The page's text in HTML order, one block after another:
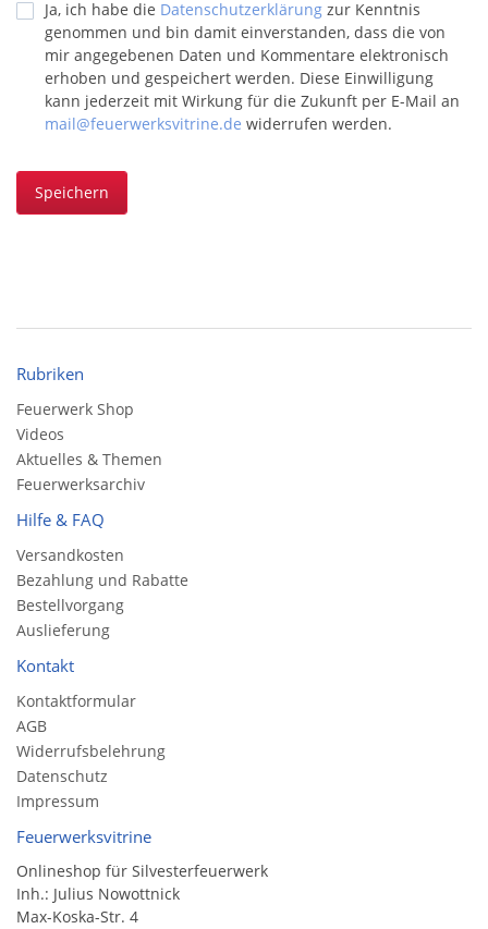
Ja, ich habe die Datenschutzerklärung zur Kenntnis
genommen und bin damit einverstanden, dass die von
mir angegebenen Daten und Kommentare elektronisch
erhoben und gespeichert werden. Diese Einwilligung
kann jederzeit mit Wirkung für die Zukunft per E-Mail an
mail@feuerwerksvitrine.de widerrufen werden.
Speichern
Rubriken
Feuerwerk Shop
Videos
Aktuelles & Themen
Feuerwerksarchiv
Hilfe & FAQ
Versandkosten
Bezahlung und Rabatte
Bestellvorgang
Auslieferung
Kontakt
Kontaktformular
AGB
Widerrufsbelehrung
Datenschutz
Impressum
Feuerwerksvitrine
Onlineshop für Silvesterfeuerwerk
Inh.: Julius Nowottnick
Max-Koska-Str. 4